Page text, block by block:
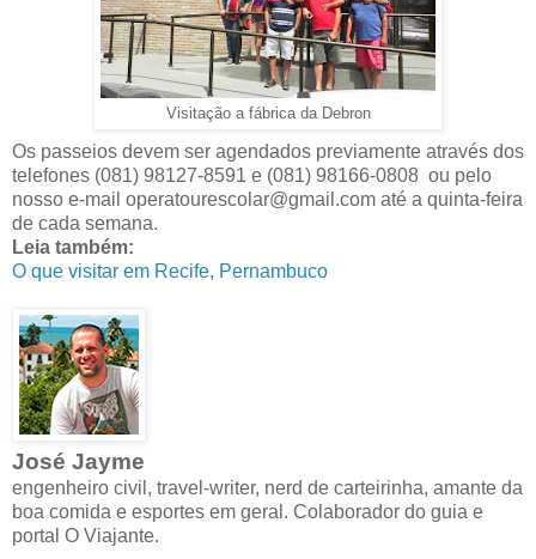
Visitação a fábrica da Debron
Os passeios devem ser agendados previamente através dos
telefones (081) 98127-8591 e (081) 98166-0808 ou pelo
nosso e-mail operatourescolar@gmail.com até a quinta-feira
de cada semana.
Leia também:
O que visitar em Recife, Pernambuco
José Jayme
engenheiro civil, travel-writer, nerd de carteirinha, amante da
boa comida e esportes em geral. Colaborador do guia e
portal O Viajante.